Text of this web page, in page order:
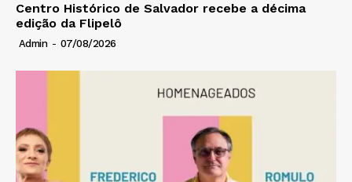
Centro Histórico de Salvador recebe a décima
edição da Flipelô
Admin - 07/08/2026